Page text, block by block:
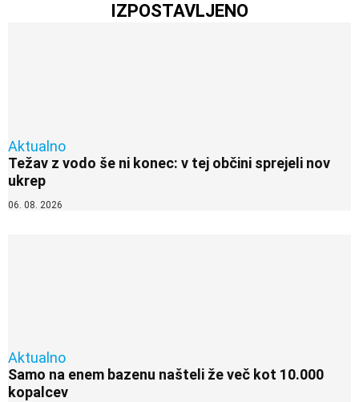
IZPOSTAVLJENO
Aktualno
Težav z vodo še ni konec: v tej občini sprejeli nov
ukrep
06. 08. 2026
Aktualno
Samo na enem bazenu našteli že več kot 10.000
kopalcev